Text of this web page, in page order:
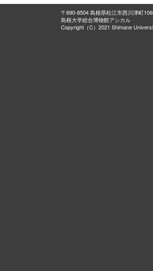
〒690-8504 島根県松江市西川津町
島根大学総合博物館アシカル
Copyright（C）2021 Shimane